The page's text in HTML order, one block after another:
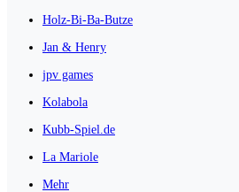
Holz-Bi-Ba-Butze
Jan & Henry
jpv games
Kolabola
Kubb-Spiel.de
La Mariole
Mehr